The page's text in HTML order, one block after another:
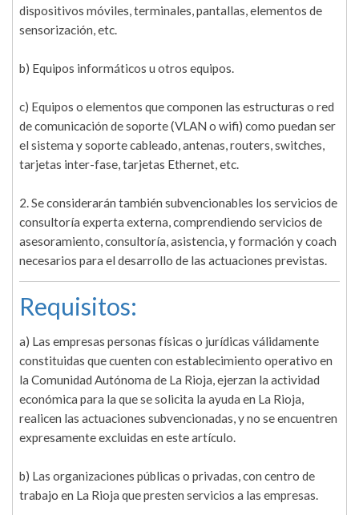
dispositivos móviles, terminales, pantallas, elementos de
sensorización, etc.
b) Equipos informáticos u otros equipos.
c) Equipos o elementos que componen las estructuras o red
de comunicación de soporte (VLAN o wifi) como puedan ser
el sistema y soporte cableado, antenas, routers, switches,
tarjetas inter-fase, tarjetas Ethernet, etc.
2. Se considerarán también subvencionables los servicios de
consultoría experta externa, comprendiendo servicios de
asesoramiento, consultoría, asistencia, y formación y coach
necesarios para el desarrollo de las actuaciones previstas.
Requisitos:
a) Las empresas personas físicas o jurídicas válidamente
constituidas que cuenten con establecimiento operativo en
la Comunidad Autónoma de La Rioja, ejerzan la actividad
económica para la que se solicita la ayuda en La Rioja,
realicen las actuaciones subvencionadas, y no se encuentren
expresamente excluidas en este artículo.
b) Las organizaciones públicas o privadas, con centro de
trabajo en La Rioja que presten servicios a las empresas.